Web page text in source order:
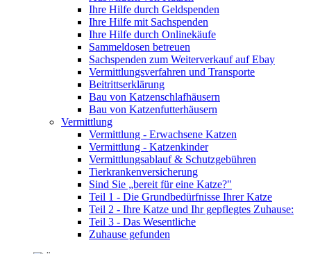
Ihre Hilfe durch Geldspenden
Ihre Hilfe mit Sachspenden
Ihre Hilfe durch Onlinekäufe
Sammeldosen betreuen
Sachspenden zum Weiterverkauf auf Ebay
Vermittlungsverfahren und Transporte
Beitrittserklärung
Bau von Katzenschlafhäusern
Bau von Katzenfutterhäusern
Vermittlung
Vermittlung - Erwachsene Katzen
Vermittlung - Katzenkinder
Vermittlungsablauf & Schutzgebühren
Tierkrankenversicherung
Sind Sie „bereit für eine Katze?"
Teil 1 - Die Grundbedürfnisse Ihrer Katze
Teil 2 - Ihre Katze und Ihr gepflegtes Zuhause:
Teil 3 - Das Wesentliche
Zuhause gefunden